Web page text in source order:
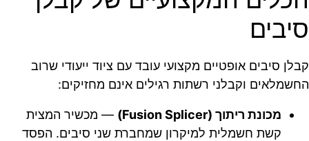
סיבים
קבלן סיבים אופטיים מקצועי עובד עם ציוד ייעודי שרוב
החשמלאים וקבלני רשתות רגילים אינם מחזיקים:
מכונת ריתוך (Fusion Splicer)
— מכשיר המצית
קשת חשמלית למיקרון שמחברת שני סיבים. הפסד